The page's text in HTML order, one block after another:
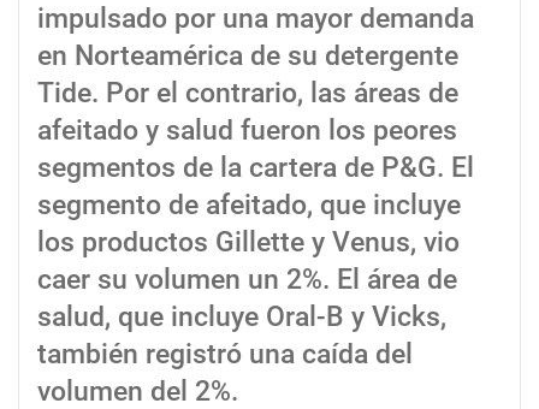
impulsado por una mayor demanda
en Norteamérica de su detergente
Tide. Por el contrario, las áreas de
afeitado y salud fueron los peores
segmentos de la cartera de P&G. El
segmento de afeitado, que incluye
los productos Gillette y Venus, vio
caer su volumen un 2%. El área de
salud, que incluye Oral-B y Vicks,
también registró una caída del
volumen del 2%.